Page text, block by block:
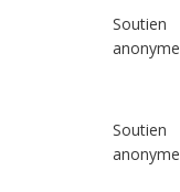
Soutien
anonyme
Soutien
anonyme